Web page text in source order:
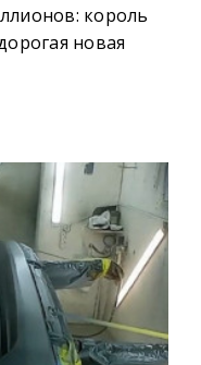
король
новая